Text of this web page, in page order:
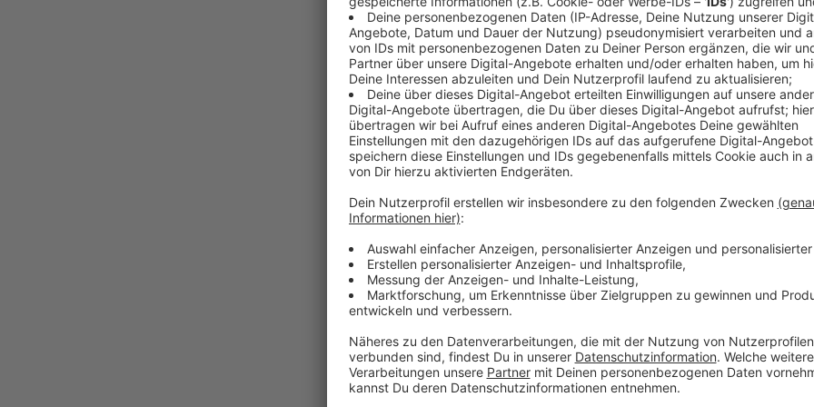
Comedy
Elvis Eifel - Der Podcast: "Out
Anzeige
Vorstellen brauchen wir ihn euch nicht. Seit 2003
seine Späße am Telefon mit seinen Hörerinnen und
müssen am Ende mit lachen - wenn auch nicht
bekommen könnt, ist Elvis nun unter die Podcaster
die Uhr zur Verfügung. Hier bekommt Ihr außerdem
Telefonate in längerer Version. Elvis wird sich mit